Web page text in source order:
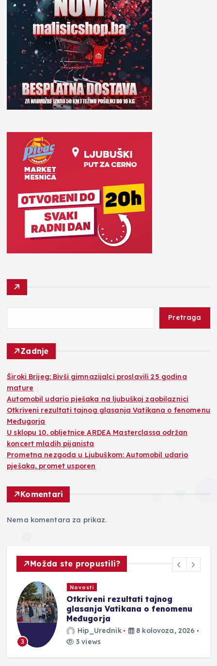
Pretraga
Zadnje
Široki Brijeg: Bivši gimnazijalci proslavili 25 godina
mature
Automobil udario pješaka na ljubuškoj zaobilaznici
Otkriveni rezultati tajnog glasanja Vatikana o fenomenu
Međugorja
U sklopu 10. obljetnice ARDEA Masterclassa održan
koncert mladih pijanista
Prometna nezgoda u Ljubuškom: Automobil udario
pješaka, promet usporen
Komentari
Nema komentara za prikaz.
Možda ste propustili?
rezultati tajnog
Vatikana o fenomenu
8 kolovoza, 2026